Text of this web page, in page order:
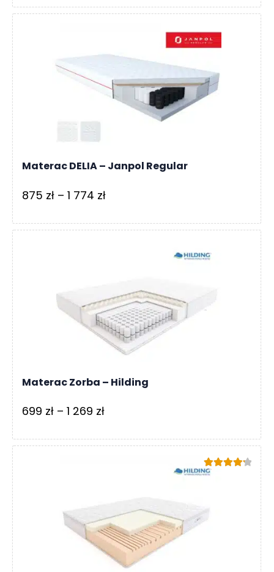
od
3
999 zł
Materac DELIA – Janpol Regular
875 zł – 1 774 złZakres
od
774 zł
Materac Zorba – Hilding
699 zł – 1 269 złZakres
od
269 zł
Oceniono